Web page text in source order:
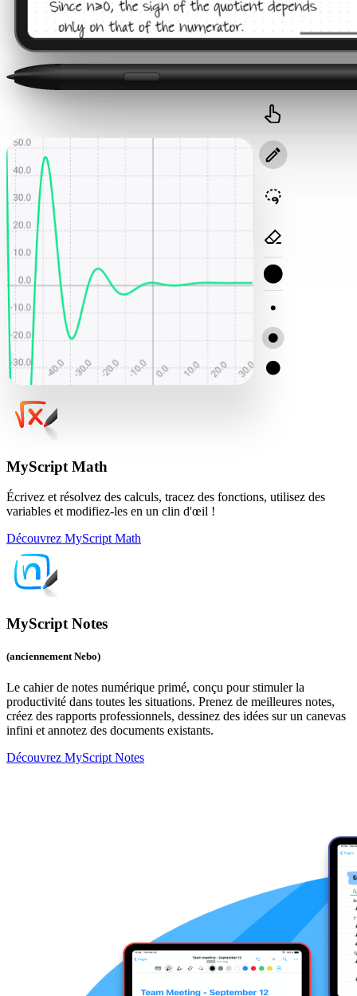
MyScript Math
Écrivez et résolvez des calculs, tracez des fonctions, utilisez des
variables et modifiez-les en un clin d'œil !
Découvrez MyScript Math
MyScript Notes
(anciennement Nebo)
Le cahier de notes numérique primé, conçu pour stimuler la
productivité dans toutes les situations. Prenez de meilleures notes,
créez des rapports professionnels, dessinez des idées sur un canevas
infini et annotez des documents existants.
Découvrez MyScript Notes